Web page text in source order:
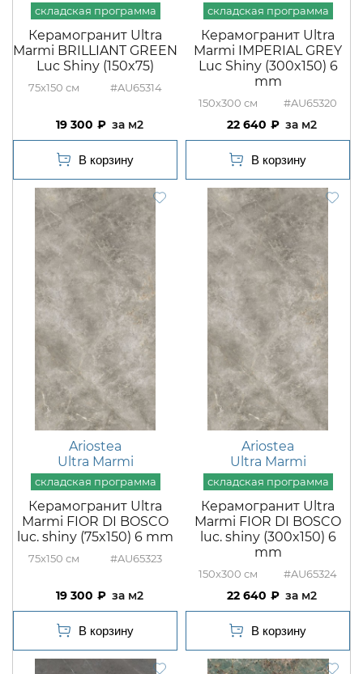
Керамогранит Ultra
Marmi BRILLIANT GREEN
Luc Shiny (150x75)
75x150 #AU65314
19 300 м2
Керамогранит Ultra
Marmi IMPERIAL GREY
Luc Shiny (300x150) 6
mm
150x300 #AU65320
22 640 м2
Ariostea
Ultra Marmi
Керамогранит Ultra
Marmi FIOR DI BOSCO
luc. shiny (75x150) 6 mm
75x150 #AU65323
19 300 м2
Ariostea
Ultra Marmi
Керамогранит Ultra
Marmi FIOR DI BOSCO
luc. shiny (300x150) 6
mm
150x300 #AU65324
22 640 м2